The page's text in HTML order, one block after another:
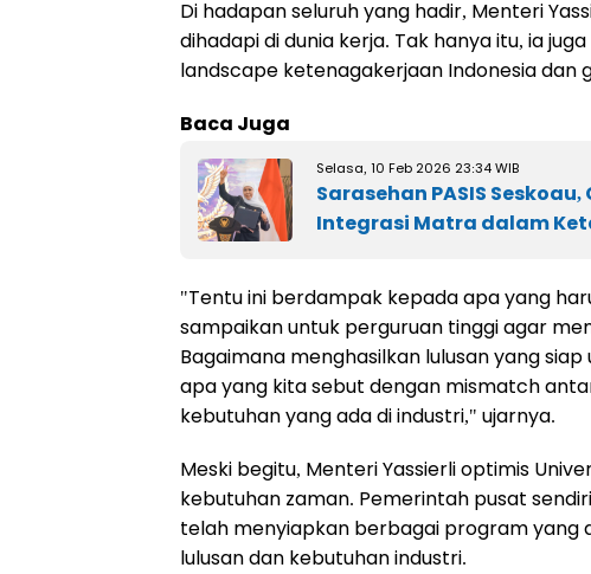
Di hadapan seluruh yang hadir, Menteri
dihadapi di dunia kerja. Tak hanya itu, ia
landscape ketenagakerjaan Indonesia dan
Baca Juga
Selasa, 10 Feb 2026 23:34 WIB
Sarasehan PASIS
Integrasi Matra dalam
"Tentu ini berdampak kepada apa yang
sampaikan untuk perguruan tinggi agar
Bagaimana menghasilkan lulusan yang
apa yang kita sebut dengan mismatch
kebutuhan yang ada di industri," ujarnya.
Meski begitu, Menteri Yassierli optimis
kebutuhan zaman. Pemerintah pusat
telah menyiapkan berbagai program yang
lulusan dan kebutuhan industri.